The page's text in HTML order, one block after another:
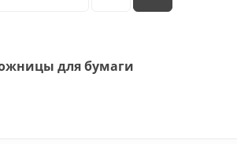
для бумаги